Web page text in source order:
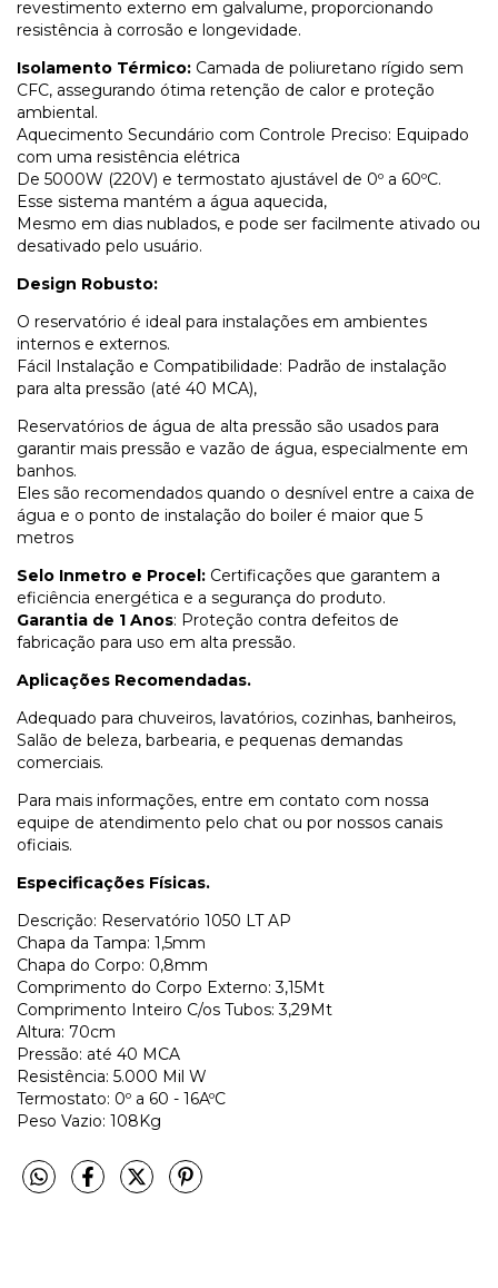
revestimento externo em galvalume, proporcionando
resistência à corrosão e longevidade.
Isolamento Térmico: Camada de poliuretano rígido sem
CFC, assegurando ótima retenção de calor e proteção
ambiental.
Aquecimento Secundário com Controle Preciso: Equipado
com uma resistência elétrica
De 5000W (220V) e termostato ajustável de 0º a 60ºC.
Esse sistema mantém a água aquecida,
Mesmo em dias nublados, e pode ser facilmente ativado ou
desativado pelo usuário.
Design Robusto:
O reservatório é ideal para instalações em ambientes
internos e externos.
Fácil Instalação e Compatibilidade: Padrão de instalação
para alta pressão (até 40 MCA),
Reservatórios de água de alta pressão são usados para
garantir mais pressão e vazão de água, especialmente em
banhos.
Eles são recomendados quando o desnível entre a caixa de
água e o ponto de instalação do boiler é maior que 5
metros
Selo Inmetro e Procel: Certificações que garantem a
eficiência energética e a segurança do produto.
Garantia de 1 Anos: Proteção contra defeitos de
fabricação para uso em alta pressão.
Aplicações Recomendadas.
Adequado para chuveiros, lavatórios, cozinhas, banheiros,
Salão de beleza, barbearia, e pequenas demandas
comerciais.
Para mais informações, entre em contato com nossa
equipe de atendimento pelo chat ou por nossos canais
oficiais.
Especificações Físicas.
Descrição: Reservatório 1050 LT AP
Chapa da Tampa: 1,5mm
Chapa do Corpo: 0,8mm
Comprimento do Corpo Externo: 3,15Mt
Comprimento Inteiro C/os Tubos: 3,29Mt
Altura: 70cm
Pressão: até 40 MCA
Resistência: 5.000 Mil W
Termostato: 0º a 60 - 16AºC
Peso Vazio: 108Kg